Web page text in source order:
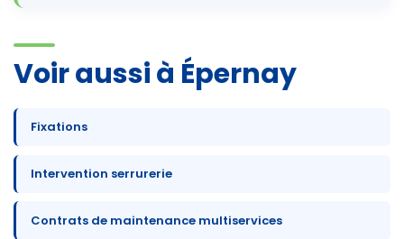
Voir aussi à Épernay
Fixations
Intervention serrurerie
Contrats de maintenance multiservices